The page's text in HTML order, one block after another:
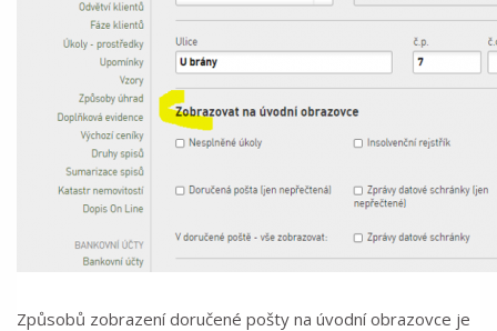
Způsobů zobrazení doručené pošty na úvodní obrazovce je